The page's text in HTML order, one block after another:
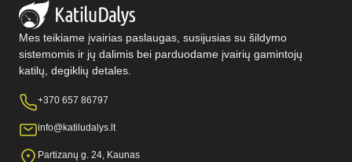
Mes teikiame įvairias paslaugas, susijusias su šildymo
sistemomis ir jų dalimis bei parduodame įvairių gamintojų
katilų, degiklių detales.
+370 657 86797
info@katiludalys.lt
Partizanų g. 24, Kaunas